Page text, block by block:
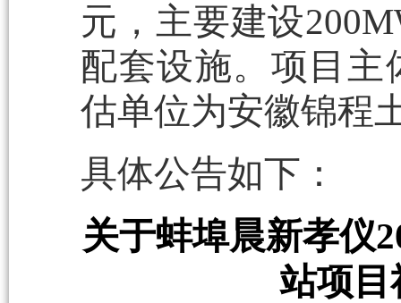
元，主要建设
配套设施。项目主
估单位为安徽锦程
具体公告如下：
关于蚌埠晨新孝仪
站项目